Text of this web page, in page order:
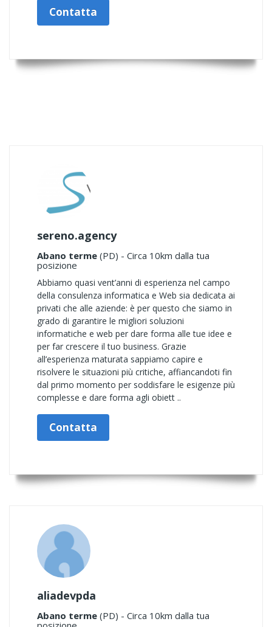
Contatta
sereno.agency
Abano terme (PD) - Circa 10km dalla tua
posizione
Abbiamo quasi vent’anni di esperienza nel campo
della consulenza informatica e Web sia dedicata ai
privati che alle aziende: è per questo che siamo in
grado di garantire le migliori soluzioni
informatiche e web per dare forma alle tue idee e
per far crescere il tuo business. Grazie
all’esperienza maturata sappiamo capire e
risolvere le situazioni più critiche, affiancandoti fin
dal primo momento per soddisfare le esigenze più
complesse e dare forma agli obiett ..
Contatta
aliadevpda
Abano terme (PD) - Circa 10km dalla tua